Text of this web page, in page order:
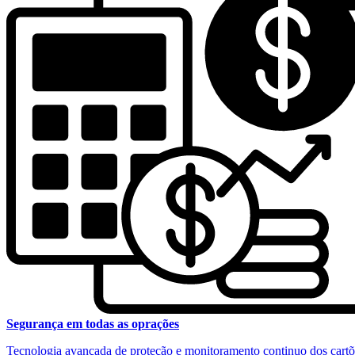
Segurança em todas as oprações
Tecnologia avançada de proteção e monitoramento continuo dos